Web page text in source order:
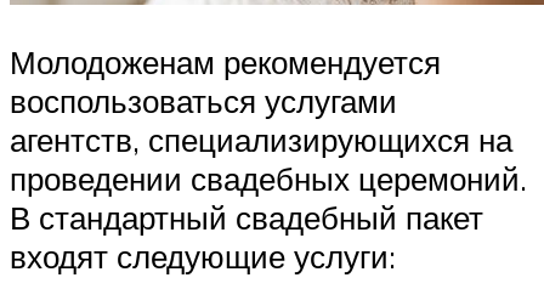
Молодоженам рекомендуется
воспользоваться услугами
агентств, специализирующихся на
проведении свадебных церемоний.
В стандартный свадебный пакет
входят следующие услуги: